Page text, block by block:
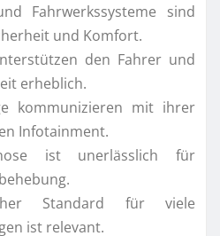
Fahrwerkssysteme sind
und Komfort.
den Fahrer und
erheblich.
kommunizieren mit ihrer
Infotainment.
ist unerlässlich für
Standard für viele
ist relevant.